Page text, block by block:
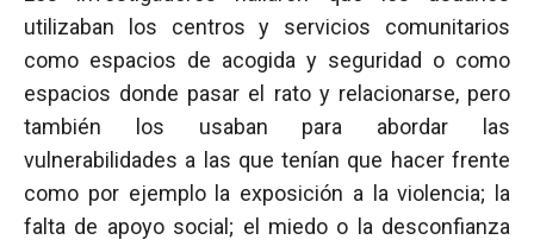
utilizaban los centros y servicios comunitarios
como espacios de acogida y seguridad o como
espacios donde pasar el rato y relacionarse, pero
también los usaban para abordar las
vulnerabilidades a las que tenían que hacer frente
como por ejemplo la exposición a la violencia; la
falta de apoyo social; el miedo o la desconfianza